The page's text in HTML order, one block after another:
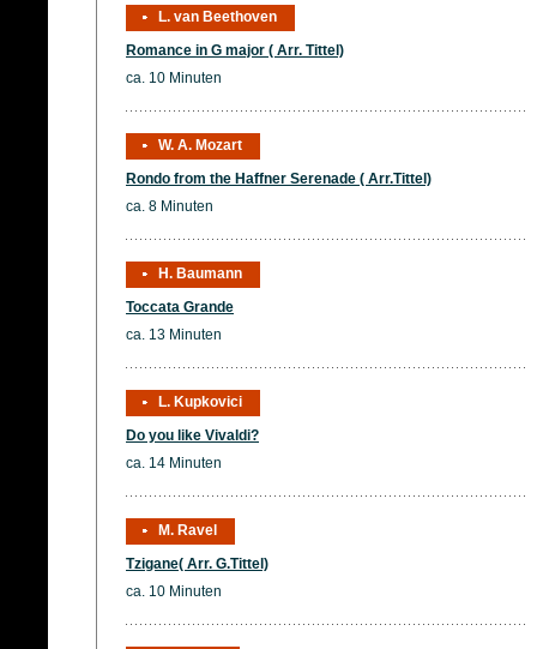
L. van Beethoven
Romance in G major ( Arr. Tittel)
ca. 10 Minuten
W. A. Mozart
Rondo from the Haffner Serenade ( Arr.Tittel)
ca. 8 Minuten
H. Baumann
Toccata Grande
ca. 13 Minuten
L. Kupkovici
Do you like Vivaldi?
ca. 14 Minuten
M. Ravel
Tzigane( Arr. G.Tittel)
ca. 10 Minuten